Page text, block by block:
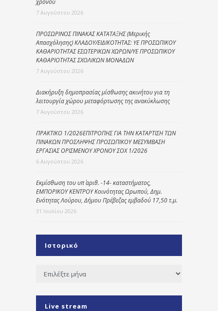
7 Αυγούστου 2026
ΠΡΟΣΩΡΙΝΟΣ ΠΙΝΑΚΑΣ ΚΑΤΑΤΑΞΗΣ (Μερικής
Απασχόλησης) ΚΛΑΔΟΥ/ΕΙΔΙΚΟΤΗΤΑΣ: ΥΕ ΠΡΟΣΩΠΙΚΟΥ
ΚΑΘΑΡΙΟΤΗΤΑΣ ΕΣΩΤΕΡΙΚΩΝ ΧΩΡΩΝ/ΥΕ ΠΡΟΣΩΠΙΚΟΥ
ΚΑΘΑΡΙΟΤΗΤΑΣ ΣΧΟΛΙΚΩΝ ΜΟΝΑΔΩΝ
7 Αυγούστου 2026
Διακήρυξη δημοπρασίας μίσθωσης ακινήτου για τη
λειτουργία χώρου μεταφόρτωσης της ανακύκλωσης
7 Αυγούστου 2026
ΠΡΑΚΤΙΚΟ 1/2026ΕΠΙΤΡΟΠΗΣ ΓΙΑ ΤΗΝ ΚΑΤΑΡΤΙΣΗ ΤΩΝ
ΠΙΝΑΚΩΝ ΠΡΟΣΛΗΨΗΣ ΠΡΟΣΩΠΙΚΟΥ ΜΕΣΥΜΒΑΣΗ
ΕΡΓΑΣΙΑΣ ΟΡΙΣΜΕΝΟΥ ΧΡΟΝΟΥ ΣΟΧ 1/2026
6 Αυγούστου 2026
Εκμίσθωση του υπ΄ αριθ. -14- καταστήματος,
ΕΜΠΟΡΙΚΟΥ ΚΕΝΤΡΟΥ Κοινότητας Ωρωπού, Δημ.
Ενότητας Λούρου, Δήμου Πρέβεζας εμβαδού 17,50 τ.μ.
31 Ιουλίου 2026
Ιστορικό
Ιστορικό
Live stream